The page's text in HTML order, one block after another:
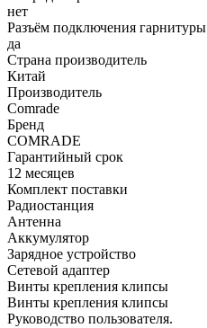
нет
Разъём подключения гарнитуры
да
Страна производитель
Китай
Производитель
Comrade
Бренд
COMRADE
Гарантийный срок
12 месяцев
Комплект поставки
Радиостанция
Антенна
Аккумулятор
Зарядное устройство
Сетевой адаптер
Винты крепления клипсы
Винты крепления клипсы
Руководство пользователя.